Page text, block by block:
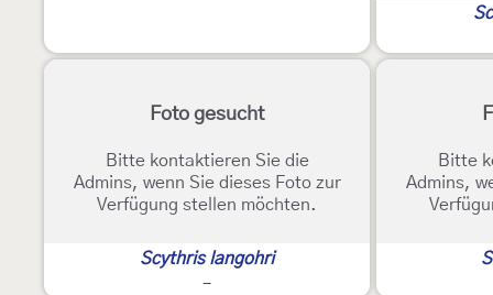
Foto gesucht
Bitte kontaktieren Sie die
Admins, wenn Sie dieses Foto zur
Verfügung stellen möchten.
Scythris langohri
-
Bitte
Admins,